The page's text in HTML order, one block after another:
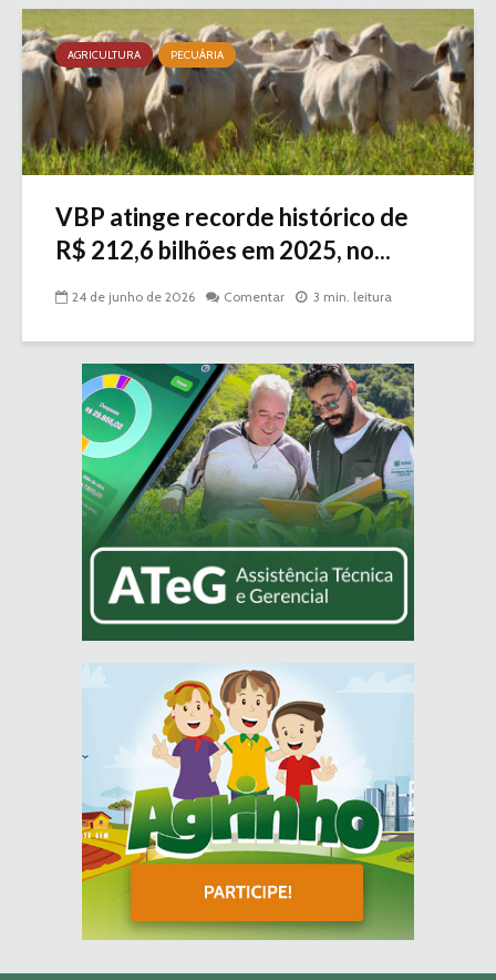
AGRICULTURA PECUÁRIA
VBP atinge recorde histórico de
R$ 212,6 bilhões em 2025, no...
24 de junho de 2026 Comentar 3 min. leitura